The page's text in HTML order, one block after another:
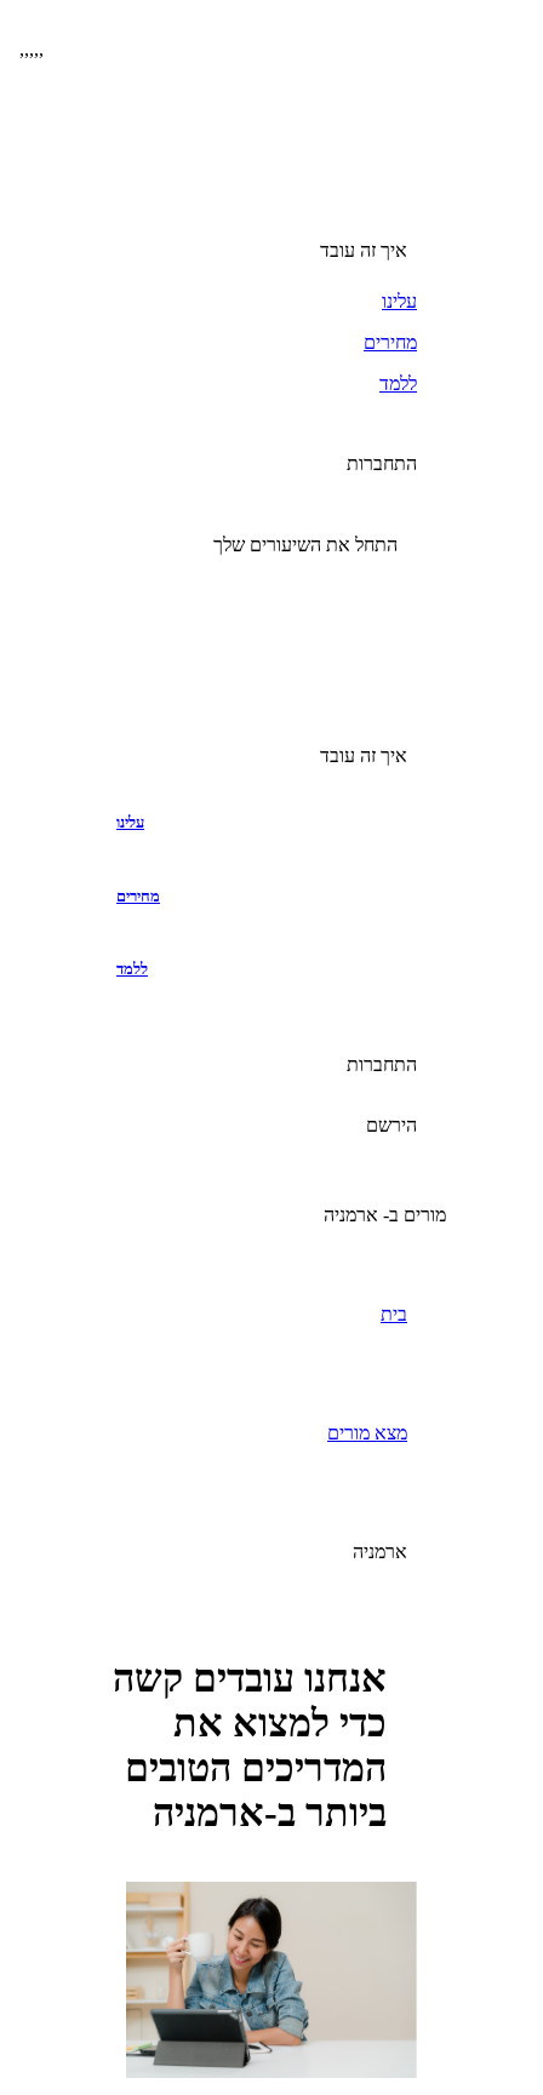
,,,,,
איך זה עובד
עלינו
מחירים
ללמד
התחברות
התחל את השיעורים שלך
איך זה עובד
עלינו
מחירים
ללמד
התחברות
הירשם
מורים ב- ארמניה
בית
מצא מורים
ארמניה
אנחנו עובדים קשה
כדי למצוא את
המדריכים הטובים
ביותר ב-ארמניה